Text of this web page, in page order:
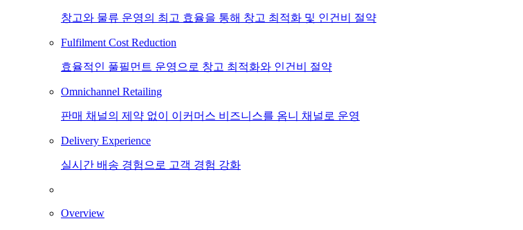
창고와 물류 운영의 최고 효율을 통해 창고 최적화 및 인건비 절약
Fulfilment Cost Reduction
효율적인 풀필먼트 운영으로 창고 최적화와 인건비 절약
Omnichannel Retailing
판매 채널의 제약 없이 이커머스 비즈니스를 옴니 채널로 운영
Delivery Experience
실시간 배송 경험으로 고객 경험 강화
Overview